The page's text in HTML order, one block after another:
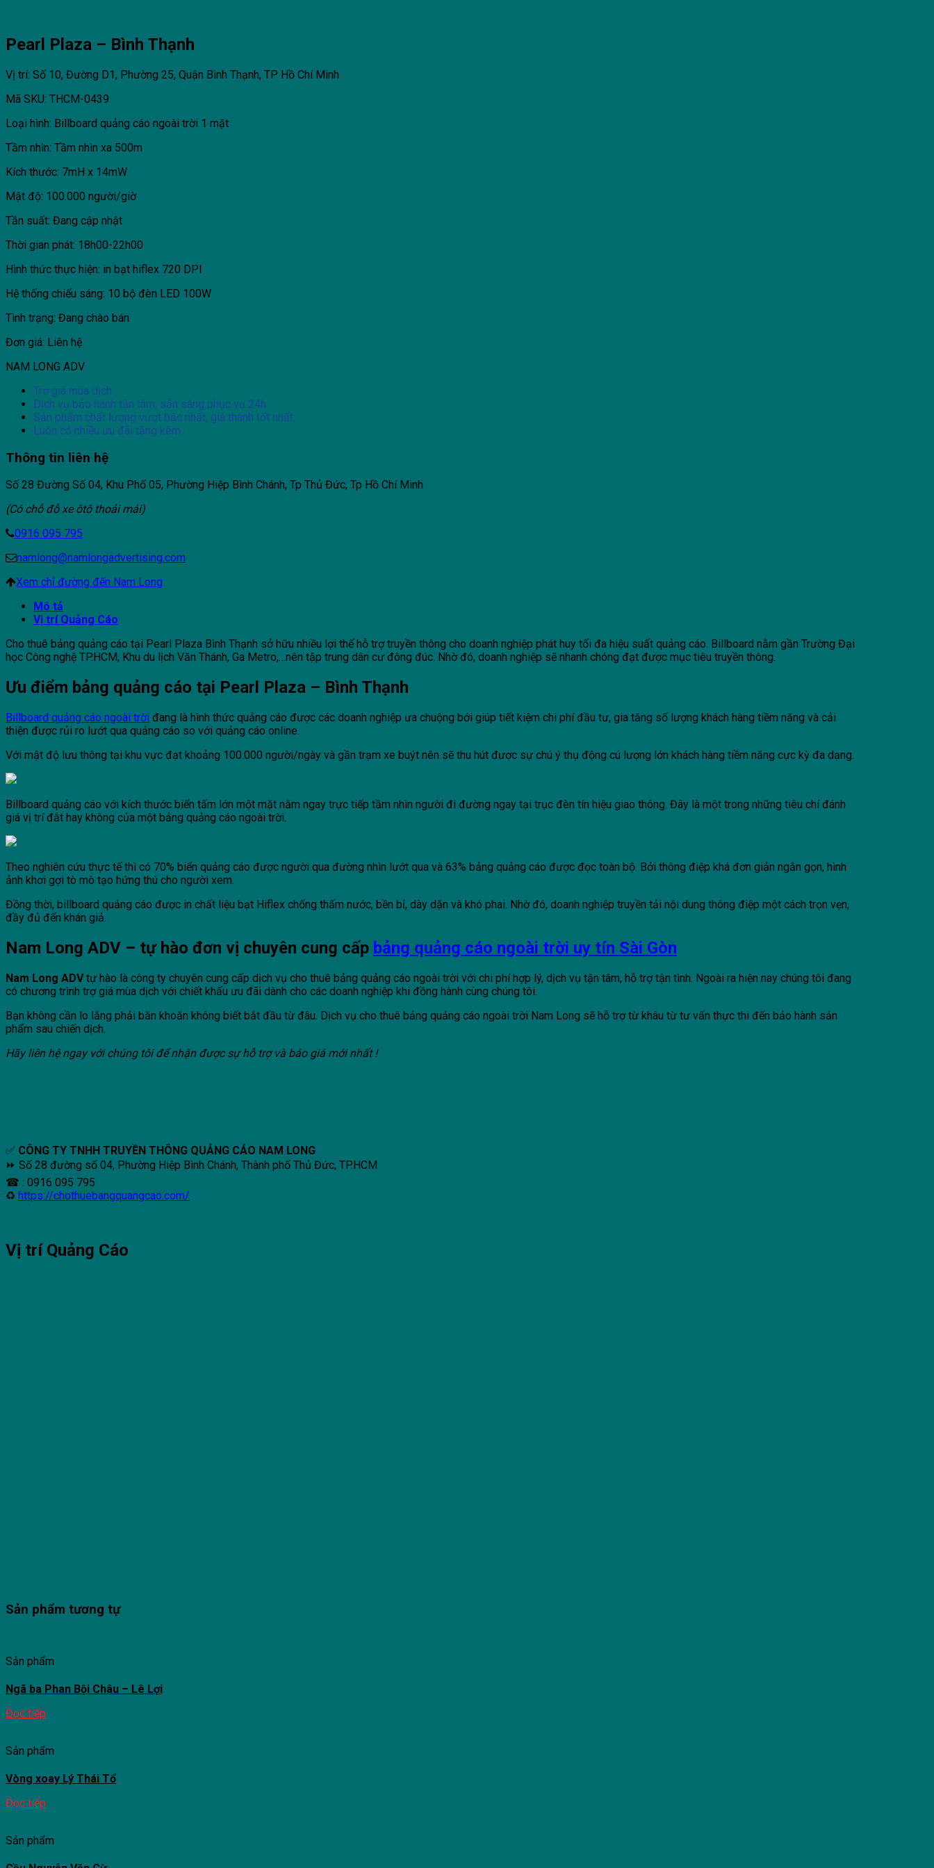
Pearl Plaza – Bình Thạnh
Vị trí: Số 10, Đường D1, Phường 25, Quận Bình Thạnh, TP Hồ Chí Minh
Mã SKU: THCM-0439
Loại hình: Billboard quảng cáo ngoài trời 1 mặt
Tầm nhìn: Tầm nhìn xa 500m
Kích thước: 7mH x 14mW
Mật độ: 100.000 người/giờ
Tần suất: Đang cập nhật
Thời gian phát: 18h00-22h00
Hình thức thực hiện: in bạt hiflex 720 DPI
Hệ thống chiếu sáng: 10 bộ đèn LED 100W
Tình trạng: Đang chào bán
Đơn giá: Liên hệ
NAM LONG ADV
Trợ giá mùa dịch
Dịch vụ bảo hành tận tâm, sẵn sàng phục vụ 24h
Sản phẩm chất lượng vượt bậc nhất, giá thành tốt nhất
Luôn có nhiều ưu đãi tặng kèm
Thông tin liên hệ
Số 28 Đường Số 04, Khu Phố 05, Phường Hiệp Bình Chánh, Tp Thủ Đức, Tp Hồ Chí Minh
(Có chỗ đỗ xe ôtô thoải mái)
0916 095 795
namlong@namlongadvertising.com
Xem chỉ đường đến Nam Long
Mô tả
Vị trí Quảng Cáo
Cho thuê bảng quảng cáo tại Pearl Plaza Bình Thạnh sở hữu nhiều lợi thế hỗ trợ truyền thông cho doanh nghiệp phát huy tối đa hiệu suất quảng cáo. Billboard nằm gần Trường Đại
học Công nghệ TP.HCM, Khu du lịch Văn Thánh, Ga Metro,…nên tập trung dân cư đông đúc. Nhờ đó, doanh nghiệp sẽ nhanh chóng đạt được mục tiêu truyền thông.
Ưu điểm bảng quảng cáo tại Pearl Plaza – Bình Thạnh
Billboard quảng cáo ngoài trời đang là hình thức quảng cáo được các doanh nghiệp ưa chuộng bới giúp tiết kiệm chi phí đầu tư, gia tăng số lượng khách hàng tiềm năng và cải
thiện được rủi ro lướt qua quảng cáo so với quảng cáo online.
Với mật độ lưu thông tại khu vực đạt khoảng 100.000 người/ngày và gần trạm xe buýt nên sẽ thu hút được sự chú ý thụ động cú lượng lớn khách hàng tiềm năng cực kỳ đa dạng.
Billboard quảng cáo với kích thước biển tấm lớn một mặt nằm ngay trực tiếp tầm nhìn người đi đường ngay tại trục đèn tín hiệu giao thông. Đây là một trong những tiêu chí đánh
giá vị trí đắt hay không của một bảng quảng cáo ngoài trời.
Theo nghiên cứu thực tế thì có 70% biển quảng cáo được người qua đường nhìn lướt qua và 63% bảng quảng cáo được đọc toàn bộ. Bởi thông điệp khá đơn giản ngắn gọn, hình
ảnh khơi gợi tò mò tạo hứng thú cho người xem.
Đồng thời, billboard quảng cáo được in chất liệu bạt Hiflex chống thấm nước, bền bỉ, dày dặn và khó phai. Nhờ đó, doanh nghiệp truyền tải nội dung thông điệp một cách trọn vẹn,
đầy đủ đến khán giả.
Nam Long ADV – tự hào đơn vị chuyên cung cấp bảng quảng cáo ngoài trời uy tín Sài Gòn
Nam Long ADVtự hào là công ty chuyên cung cấp dịch vụ cho thuê bảng quảng cáo ngoài trời với chi phí hợp lý, dịch vụ tận tâm, hỗ trợ tận tình. Ngoài ra hiện nay chúng tôi đang
có chương trình trợ giá mùa dịch với chiết khấu ưu đãi dành cho các doanh nghiệp khi đồng hành cùng chúng tôi.
Bạn không cần lo lắng phải băn khoăn không biết bắt đầu từ đâu. Dịch vụ cho thuê bảng quảng cáo ngoài trời Nam Long sẽ hỗ trợ từ khâu từ tư vấn thực thi đến bảo hành sản
phẩm sau chiến dịch.
Hãy liên hệ ngay với chúng tôi để nhận được sự hỗ trợ và báo giá mới nhất !
✅ CÔNG TY TNHH TRUYỀN THÔNG QUẢNG CÁO NAM LONG
⏩ Số 28 đường số 04, Phường Hiệp Bình Chánh, Thành phố Thủ Đức, TP.HCM
☎ : 0916 095 795
♻ https://chothuebangquangcao.com/
Vị trí Quảng Cáo
Sản phẩm tương tự
Sản phẩm
Ngã ba Phan Bội Châu – Lê Lợi
Đọc tiếp
Sản phẩm
Vòng xoay Lý Thái Tổ
Đọc tiếp
Sản phẩm